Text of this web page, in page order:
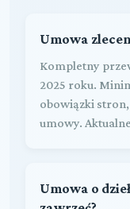
Umowa
Kompletny
2025 roku.
obowiązki stron,
umowy.
Umowa o